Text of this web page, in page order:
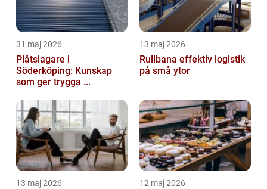
31 maj 2026
Plåtslagare i
Söderköping: Kunskap
som ger trygga ...
13 maj 2026
Rullbana effektiv logistik
på små ytor
13 maj 2026 12 maj 2026